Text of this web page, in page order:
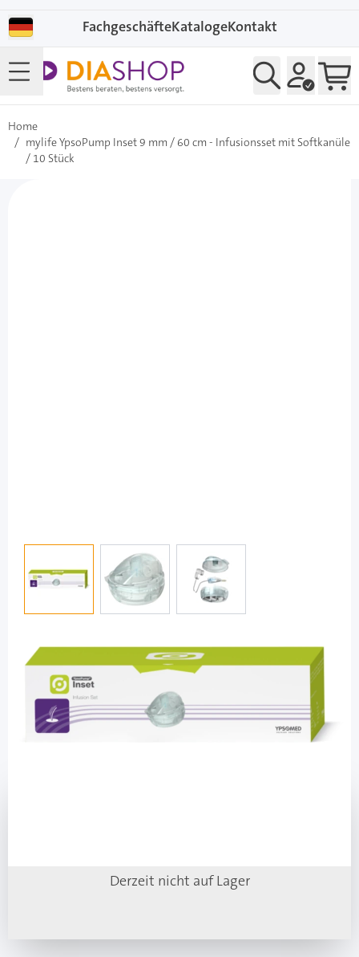
FachgeschäfteKatalogeKontakt
Home
/ mylife YpsoPump Inset 9 mm / 60 cm - Infusionsset mit Softkanüle
/ 10 Stück
View larger imageView larger imageView larger image
mylife YpsoPump Inset 9 mm / 60 cm -
Infusionsset mit Softkanüle / 10 Stück
PZN: 15423864 / Diashop.de Kat.-Nr.114734
Derzeit nicht auf Lager